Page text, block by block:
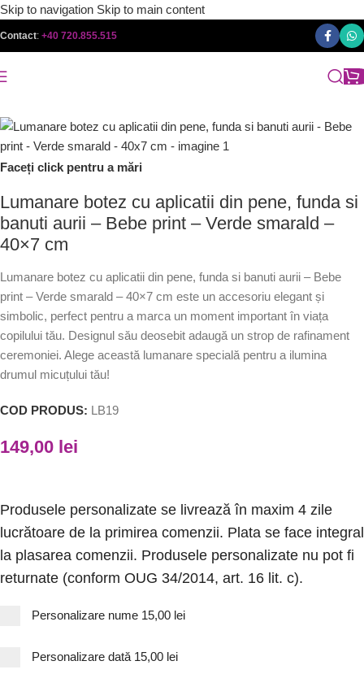
Skip to navigation Skip to main content
Contact: +40 720.855.515
Faceți click pentru a mări
Lumanare botez cu aplicatii din pene, funda si
banuti aurii – Bebe print – Verde smarald –
40×7 cm
Lumanare botez cu aplicatii din pene, funda si banuti aurii – Bebe
print – Verde smarald – 40×7 cm este un accesoriu elegant și
simbolic, perfect pentru a marca un moment important în viața
copilului tău. Designul său deosebit adaugă un strop de rafinament
ceremoniei. Alege această lumanare specială pentru a ilumina
drumul micuțului tău!
COD PRODUS: LB19
149,00 lei
Produsele personalizate se livrează în maxim 4 zile
lucrătoare de la primirea comenzii. Plata se face integral
la plasarea comenzii. Produsele personalizate nu pot fi
returnate (conform OUG 34/2014, art. 16 lit. c).
Personalizare nume 15,00 lei
Personalizare dată 15,00 lei